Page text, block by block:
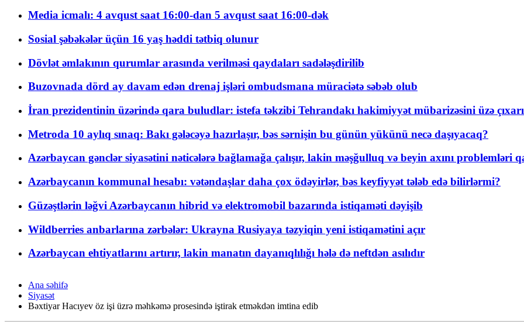
Media icmalı: 4 avqust saat 16:00-dan 5 avqust saat 16:00-dək
Sosial şəbəkələr üçün 16 yaş həddi tətbiq olunur
Dövlət əmlakının qurumlar arasında verilməsi qaydaları sadələşdirilib
Buzovnada dörd ay davam edən drenaj işləri ombudsmana müraciətə səbəb olub
İran prezidentinin üzərində qara buludlar: istefa təkzibi Tehrandakı hakimiyyət mübarizəsini üzə
Metroda 10 aylıq sınaq: Bakı gələcəyə hazırlaşır, bəs sərnişin bu günün yükünü necə daşıyacaq?
Azərbaycan gənclər siyasətini nəticələrə bağlamağa çalışır, lakin məşğulluq və beyin axını problemləri
Azərbaycanın kommunal hesabı: vətəndaşlar daha çox ödəyirlər, bəs keyfiyyət tələb edə bilirlərmi?
Güzəştlərin ləğvi Azərbaycanın hibrid və elektromobil bazarında istiqaməti dəyişib
Wildberries anbarlarına zərbələr: Ukrayna Rusiyaya təzyiqin yeni istiqamətini açır
Azərbaycan ehtiyatlarını artırır, lakin manatın dayanıqlılığı hələ də neftdən asılıdır
Ana səhifə
Siyasət
Bəxtiyar Hacıyev öz işi üzrə məhkəmə prosesində iştirak etməkdən imtina edib